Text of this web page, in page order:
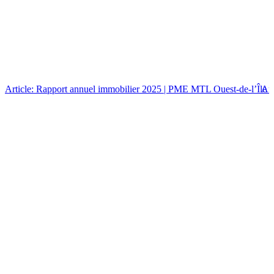
Article: Rapport annuel immobilier 2025 | PME MTL Ouest-de-l’Île